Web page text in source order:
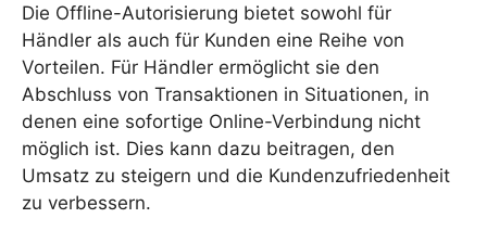
Die Offline-Autorisierung bietet sowohl für
Händler als auch für Kunden eine Reihe von
Vorteilen. Für Händler ermöglicht sie den
Abschluss von Transaktionen in Situationen, in
denen eine sofortige Online-Verbindung nicht
möglich ist. Dies kann dazu beitragen, den
Umsatz zu steigern und die Kundenzufriedenheit
zu verbessern.